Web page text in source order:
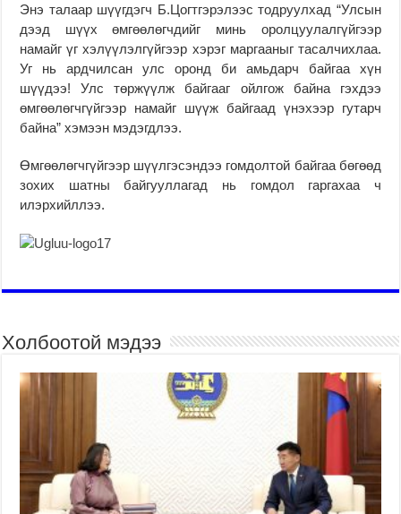
Энэ талаар шүүгдэгч Б.Цогтгэрэлээс тодруулхад “Улсын
дээд шүүх өмгөөлөгчдийг минь оролцуулалгүйгээр
намайг үг хэлүүлэлгүйгээр хэрэг маргааныг тасалчихлаа.
Уг нь ардчилсан улс оронд би амьдарч байгаа хүн
шүүдээ! Улс төржүүлж байгааг ойлгож байна гэхдээ
өмгөөлөгчгүйгээр намайг шүүж байгаад үнэхээр гутарч
байна” хэмээн мэдэгдлээ.
Өмгөөлөгчгүйгээр шүүлгэсэндээ гомдолтой байгаа бөгөөд
зохих шатны байгууллагад нь гомдол гаргахаа ч
илэрхийллээ.
Холбоотой мэдээ